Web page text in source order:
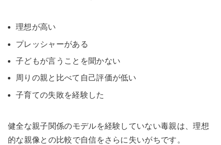
理想が高い
プレッシャーがある
子どもが言うことを聞かない
周りの親と比べて自己評価が低い
子育ての失敗を経験した
健全な親子関係のモデルを経験していない毒親は、理想
的な親像との比較で自信をさらに失いがちです。